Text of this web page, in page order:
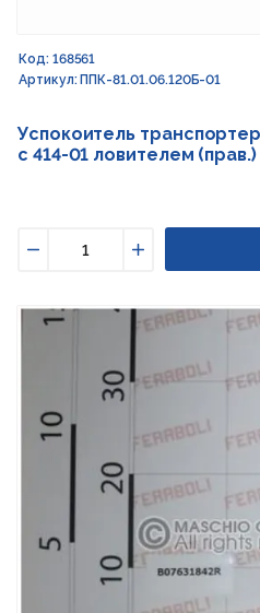
Код: 168561
Артикул: ППК-81.01.06.120Б-01
Успокоитель
с 414-01 ловителем
Увеличить